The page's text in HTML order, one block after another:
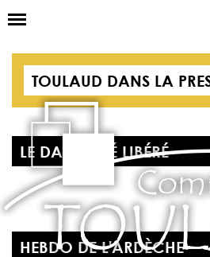
Basculer
LA
NOS
VOS
TOULAUD DANS LA
LE DAUPHINÉ LIBÉRÉ
HEBDO DE L'ARDÈCHE